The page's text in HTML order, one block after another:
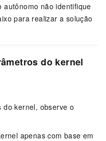
autônomo não identifique
para realizar a solução
do kernel
do kernel, observe o
apenas com base em